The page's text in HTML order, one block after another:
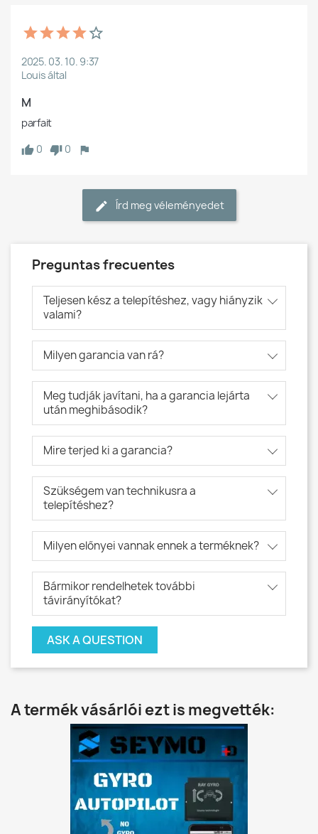
2025. 03. 10. 9:37
Louis által
M
parfait
0
0
Írd meg véleményedet
Preguntas frecuentes
Teljesen kész a telepítéshez, vagy hiányzik
valami?
Milyen garancia van rá?
Meg tudják javítani, ha a garancia lejárta
után meghibásodik?
Mire terjed ki a garancia?
Szükségem van technikusra a
telepítéshez?
Milyen előnyei vannak ennek a terméknek?
Bármikor rendelhetek további
távirányítókat?
ASK A QUESTION
A termék vásárlói ezt is megvették: